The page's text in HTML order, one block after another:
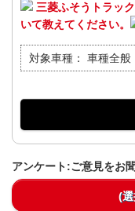
三菱ふそうトラッ
いて教えてください。
対象車種： 車種全般
アンケート:ご意見をお
(